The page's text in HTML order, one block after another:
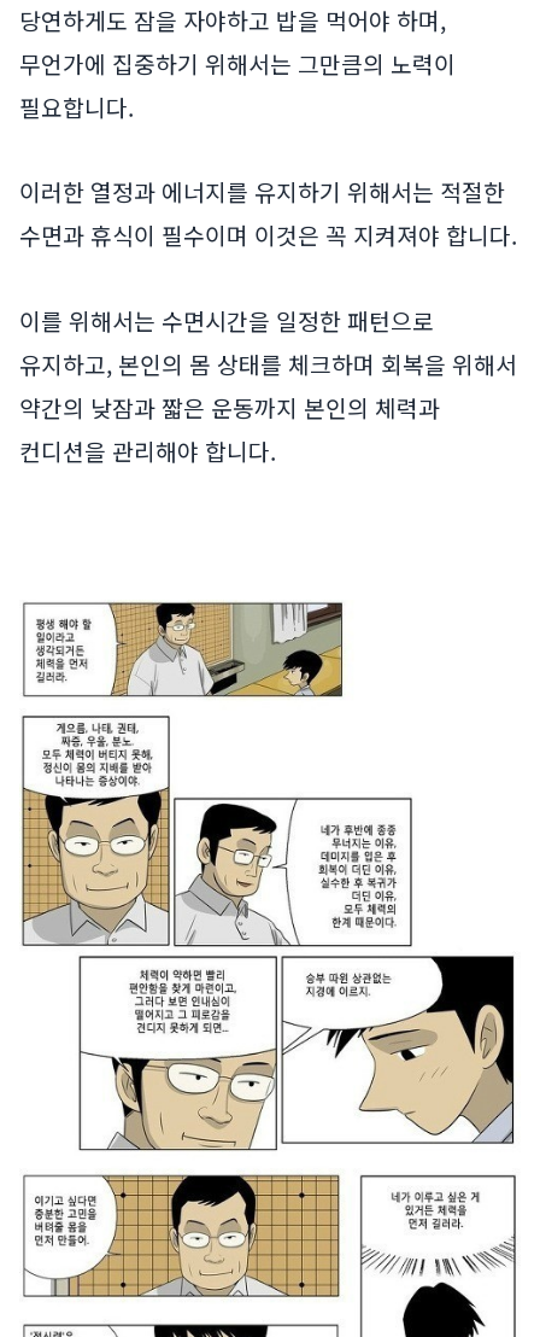
당연하게도 잠을 자야하고 밥을 먹어야 하며,
무언가에 집중하기 위해서는 그만큼의 노력이
필요합니다.
이러한 열정과 에너지를 유지하기 위해서는 적절한
수면과 휴식이 필수이며 이것은 꼭 지켜져야 합니다.
이를 위해서는 수면시간을 일정한 패턴으로
유지하고, 본인의 몸 상태를 체크하며 회복을 위해서
약간의 낮잠과 짧은 운동까지 본인의 체력과
컨디션을 관리해야 합니다.